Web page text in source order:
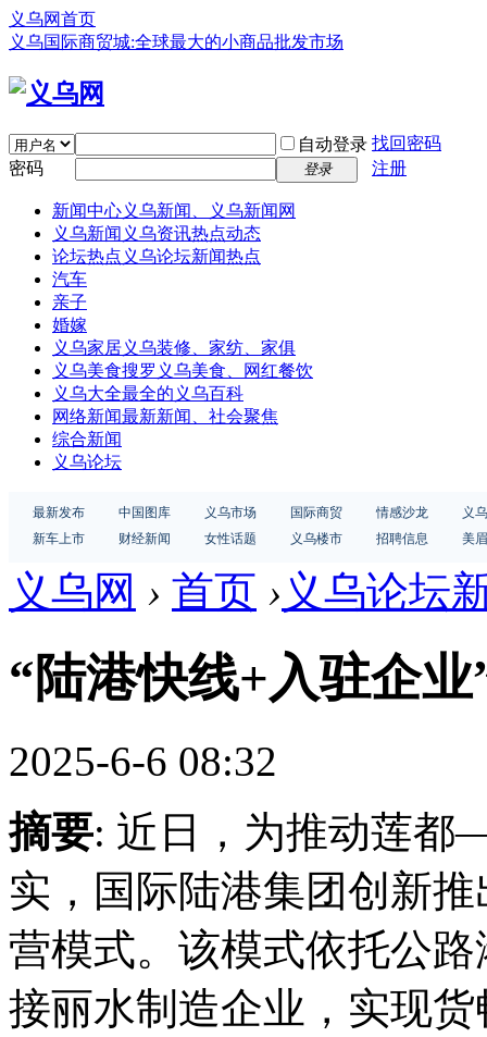
义乌网首页
义乌国际商贸城:全球最大的小商品批发市场
自动登录 找回密码
密码
登录 注册
新闻中心义乌新闻、义乌新闻网
义乌新闻 义乌资讯热点动态
论坛热点 义乌论坛新闻热点
汽车
亲子
婚嫁
义乌家居义乌装修、家纺、家俱
义乌美食搜罗义乌美食、网红餐饮
义乌大全最全的义乌百科
网络新闻最新新闻、社会聚焦
综合新闻
义乌论坛
最新发布 中国图库 义乌市场 国际商贸 情感沙龙
义
新车上市
财经新闻 女性话题 义乌楼市 招聘信息 美
义乌网 › 首页 › 义乌论坛
“陆港快线+入驻企
2025-6-6 08:32
摘要: 近日，为推动莲都
实，国际陆港集团创新
营模式。该模式依托公
接丽水制造企业，实现